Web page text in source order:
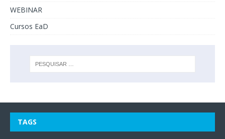
WEBINAR
Cursos EaD
TAGS